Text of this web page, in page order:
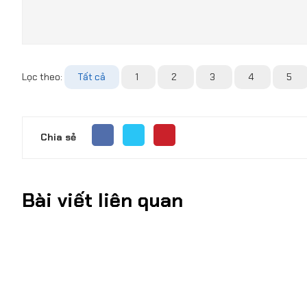
Lọc theo: Tất cả 1 2 3 4 5
Chia sẻ
Bài viết liên quan